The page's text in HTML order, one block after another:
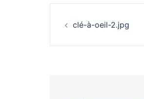
Navigation
d’article
clé-à-oeil-2.jpg